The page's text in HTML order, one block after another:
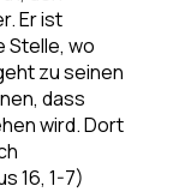
Er ist
Stelle, wo
zu seinen
dass
wird. Dort
16, 1-7)